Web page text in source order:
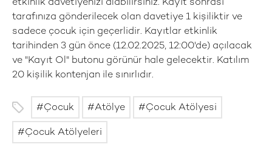
etkinlik davetiyenizi alabilirsiniz. Kayıt sonrası
tarafınıza gönderilecek olan davetiye 1 kişiliktir ve
sadece çocuk için geçerlidir. Kayıtlar etkinlik
tarihinden 3 gün önce (12.02.2025, 12:00'de) açılacak
ve "Kayıt Ol" butonu görünür hale gelecektir. Katılım
20 kişilik kontenjan ile sınırlıdır.
Çocuk Atölye Çocuk Atölyesi
Çocuk Atölyeleri